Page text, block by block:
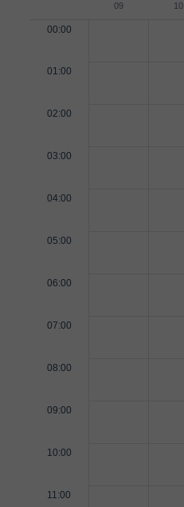
09
10
00:00
01:00
02:00
03:00
04:00
05:00
06:00
07:00
08:00
09:00
10:00
11:00